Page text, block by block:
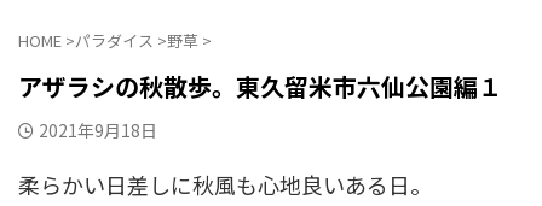
HOME >パラダイス >野草 >
アザラシの秋散歩。東久留米市六仙公園編１
2021年9月18日
柔らかい日差しに秋風も心地良いある日。